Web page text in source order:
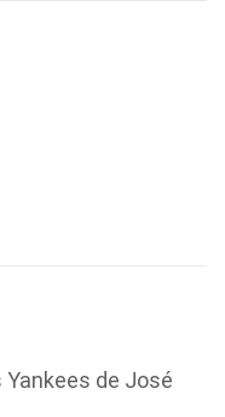
de José